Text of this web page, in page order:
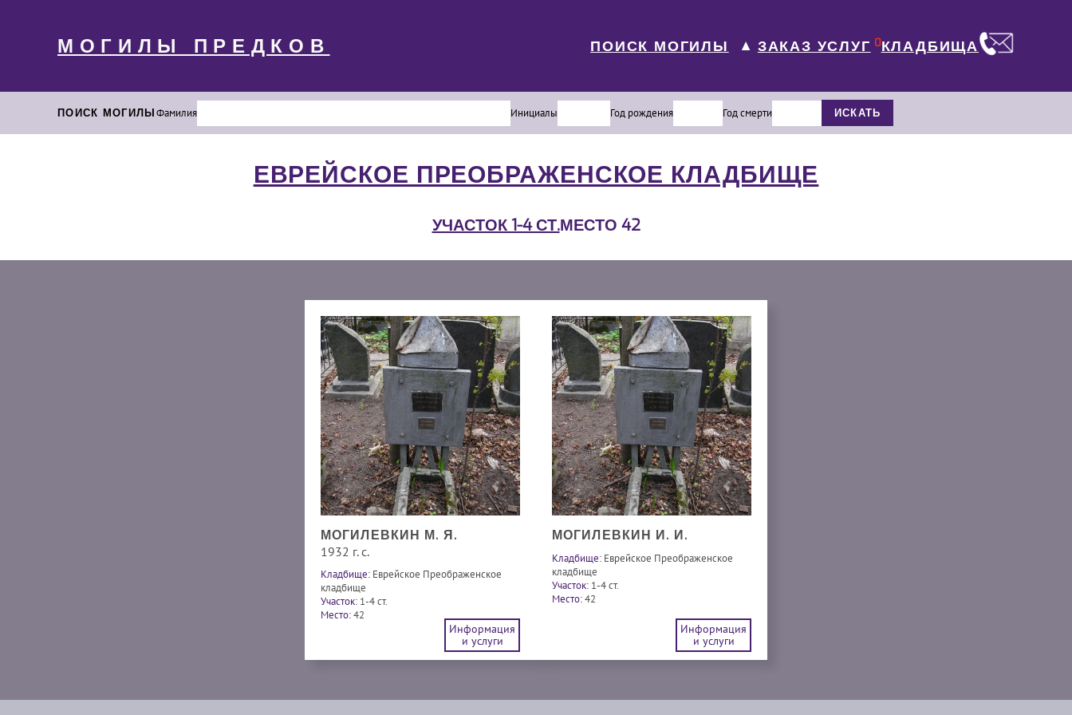
МОГИЛЫ ПРЕДКОВ ПОИСК МОГИЛЫ ▼ ЗАКАЗ УСЛУГ 0КЛАДБИЩА
ПОИСК МОГИЛЫФамилия Инициалы Год рождения Год смерти ИСКАТЬ
ЕВРЕЙСКОЕ ПРЕОБРАЖЕНСКОЕ КЛАДБИЩЕ
УЧАСТОК 1-4 СТ.МЕСТО 42
МОГИЛЕВКИН М. Я.
1932 г. с.
Кладбище: Еврейское Преображенское
кладбище
Участок: 1-4 ст.
Место:42
Информация
и услуги
МОГИЛЕВКИН И. И.
Кладбище: Еврейское Преображенское
кладбище
Участок: 1-4 ст.
Место:42
Информация
и услуги